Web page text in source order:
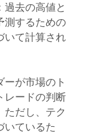
過去の高値と
測するための
いて計算され
ーが市場のト
レードの判断
ただし、テク
いているた